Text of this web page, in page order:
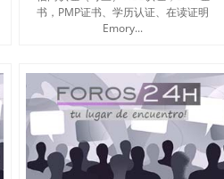
书，PMP证书、学历认证、在读证明
Emory...